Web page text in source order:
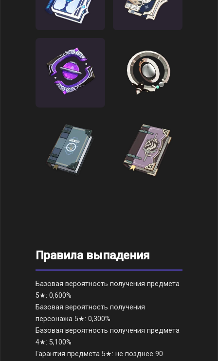
Правила выпадения
Базовая вероятность получения предмета
5★: 0,600%
Базовая вероятность получения
персонажа 5★: 0,300%
Базовая вероятность получения предмета
4★: 5,100%
Гарантия предмета 5★: не позднее 90